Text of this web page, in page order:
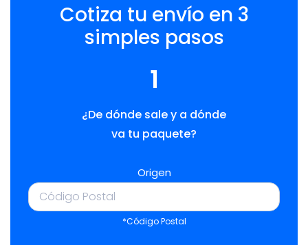
Cotiza tu envío en 3
simples pasos
1
¿De dónde sale y a dónde
va tu paquete?
Origen
*Código Postal